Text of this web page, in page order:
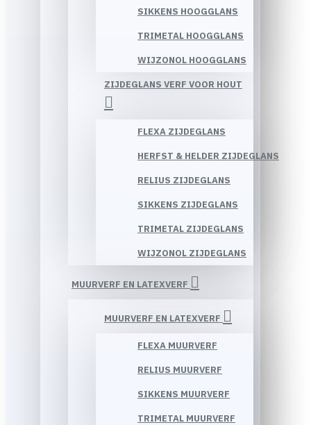
SIKKENS HOOGGLANS
TRIMETAL HOOGGLANS
WIJZONOL HOOGGLANS
ZIJDEGLANS VERF VOOR HOUT
FLEXA ZIJDEGLANS
HERFST & HELDER ZIJDEGLANS
RELIUS ZIJDEGLANS
SIKKENS ZIJDEGLANS
TRIMETAL ZIJDEGLANS
WIJZONOL ZIJDEGLANS
MUURVERF EN LATEXVERF
MUURVERF EN LATEXVERF
FLEXA MUURVERF
RELIUS MUURVERF
SIKKENS MUURVERF
TRIMETAL MUURVERF